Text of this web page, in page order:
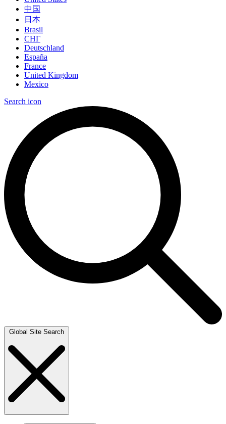
中国
日本
Brasil
СНГ
Deutschland
España
France
United Kingdom
Mexico
Search icon
Global Site Search